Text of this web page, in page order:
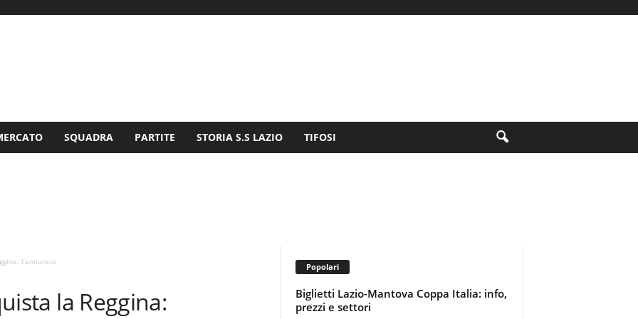
SQUADRA PARTITE STORIA S.S LAZIO TIFOSI
l’annuncio
la Reggina:
Popolari
Biglietti Lazio-Mantova Coppa Italia: info,
prezzi e settori